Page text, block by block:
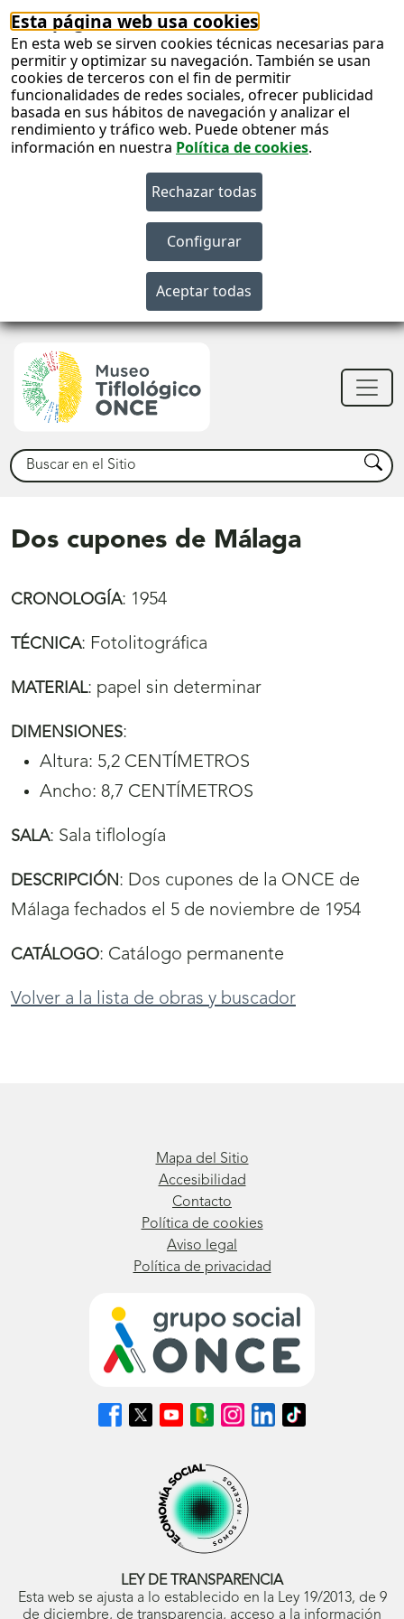
Esta página web usa cookies
En esta web se sirven cookies técnicas necesarias para
permitir y optimizar su navegación. También se usan
cookies de terceros con el fin de permitir
funcionalidades de redes sociales, ofrecer publicidad
basada en sus hábitos de navegación y analizar el
rendimiento y tráfico web. Puede obtener más
información en nuestra Política de cookies.
Buscar Buscar
Dos cupones de Málaga
CRONOLOGÍA: 1954
TÉCNICA: Fotolitográfica
MATERIAL: papel sin determinar
DIMENSIONES:
Altura: 5,2 CENTÍMETROS
Ancho: 8,7 CENTÍMETROS
SALA: Sala tiflología
DESCRIPCIÓN: Dos cupones de la ONCE de
Málaga fechados el 5 de noviembre de 1954
CATÁLOGO: Catálogo permanente
Volver a la lista de obras y buscador
Mapa del Sitio
Accesibilidad
Contacto
Política de cookies
Aviso legal
Política de privacidad
Síguenos
en
Síguenos
en
ventana
nueva)
Síguenos
en
abrirá
en
ventana
nueva)
Síguenos
en
Blog
ONCE
(se
abrirá
en
ventana
Síguenos
en
abrirá
en
ventana
nueva)
Síguenos
en
Síguenos
en
LEY DE TRANSPARENCIA
Esta web se ajusta a lo establecido en la Ley 19/2013, de 9
de diciembre, de transparencia, acceso a la información